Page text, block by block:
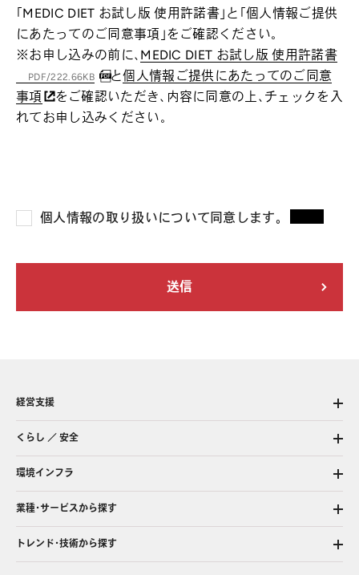
「MEDIC DIET お試し版 使用許諾書」と「個人情報ご提供
にあたってのご同意事項」をご確認ください。
※お申し込みの前に、 MEDIC DIET お試し版 使用許諾書
PDF/222.66KB と個人情報ご提供にあたってのご同意
事項
をご確認いただき、内容に同意の上、チェックを入
れてお申し込みください。
個人情報の取り扱いについて同意します。
経営支援
くらし ／ 安全
環境インフラ
業種・サービスから探す
トレンド・技術から探す